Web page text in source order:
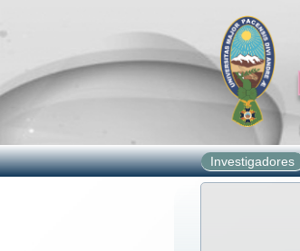
Investigadores